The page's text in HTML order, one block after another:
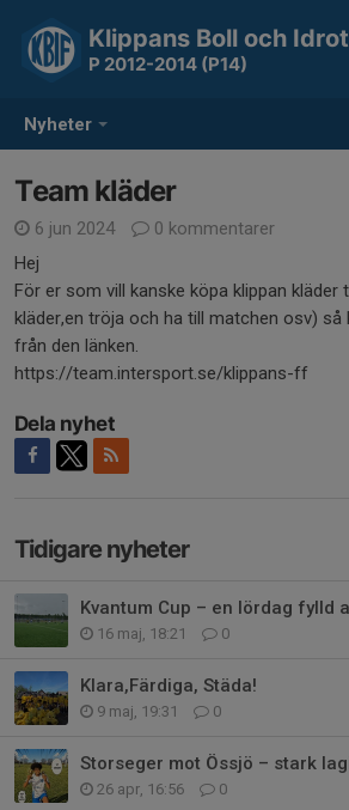
Nyheter
Klippans Boll och
P 2012-2014 (P14)
Team kläder
6 jun 2024
0 kommentarer
Hej
För er som vill kanske köpa klippan kläder
kläder,en tröja och ha till matchen osv) så
från den länken.
https://team.intersport.se/klippans-ff
Dela nyhet
Tidigare nyheter
16 maj, 18:21 0
Klara,Färdiga, Städa!
9 maj, 19:31 0
26 apr, 16:56 0